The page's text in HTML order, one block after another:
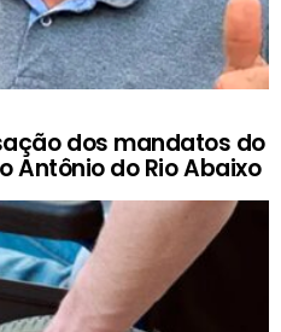
dos mandatos do
Antônio do Rio Abaixo